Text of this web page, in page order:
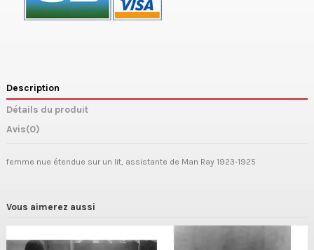
Description
Détails du produit
Avis(0)
femme nue étendue sur un lit, assistante de Man Ray 1923-1925
Vous aimerez aussi